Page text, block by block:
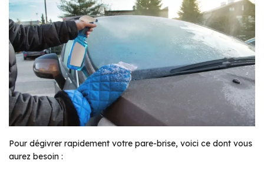
Pour dégivrer rapidement votre pare-brise, voici ce dont vous
aurez besoin :